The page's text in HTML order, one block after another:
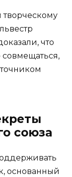
творческому
что
союза
основанный